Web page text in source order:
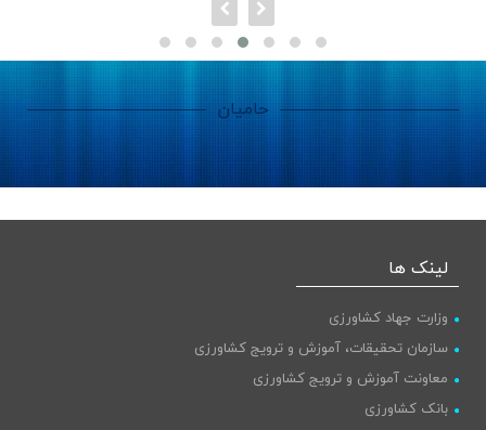
حامیان
لینک ها
وزارت جهاد کشاورزی
سازمان تحقیقات، آموزش و ترویج کشاورزی
معاونت آموزش و ترویج کشاورزی
بانک کشاورزی